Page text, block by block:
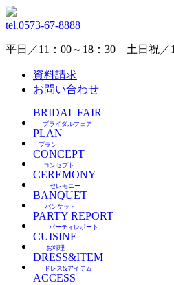
tel.0573-67-8888
平日／11：00～18：30 土日祝
資料請求
お問い合わせ
BRIDAL FAIR
ブライダルフェア
PLAN
プラン
CONCEPT
コンセプト
CEREMONY
セレモニー
BANQUET
バンケット
PARTY REPORT
パーティレポート
CUISINE
お料理
DRESS&ITEM
ドレス&アイテム
ACCESS